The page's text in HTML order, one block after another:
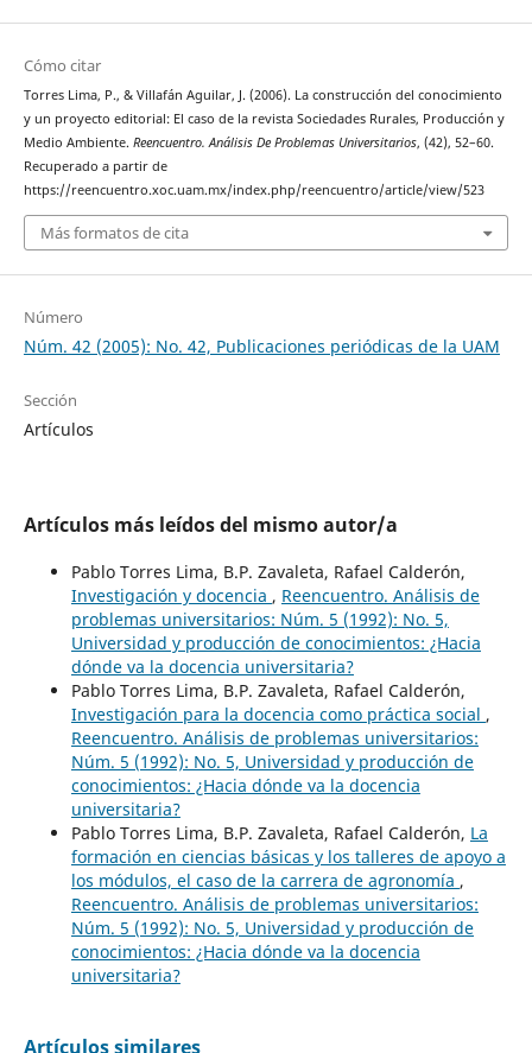
Cómo citar
Torres Lima, P., & Villafán Aguilar, J. (2006). La construcción del conocimiento
y un proyecto editorial: El caso de la revista Sociedades Rurales, Producción y
Medio Ambiente. Reencuentro. Análisis De Problemas Universitarios, (42), 52–60.
Recuperado a partir de
https://reencuentro.xoc.uam.mx/index.php/reencuentro/article/view/523
Más formatos de cita
Número
Núm. 42 (2005): No. 42, Publicaciones periódicas de la UAM
Sección
Artículos
Artículos más leídos del mismo autor/a
Pablo Torres Lima, B.P. Zavaleta, Rafael Calderón,
Investigación y docencia , Reencuentro. Análisis de
problemas universitarios: Núm. 5 (1992): No. 5,
Universidad y producción de conocimientos: ¿Hacia
dónde va la docencia universitaria?
Pablo Torres Lima, B.P. Zavaleta, Rafael Calderón,
Investigación para la docencia como práctica social ,
Reencuentro. Análisis de problemas universitarios:
Núm. 5 (1992): No. 5, Universidad y producción de
conocimientos: ¿Hacia dónde va la docencia
universitaria?
Pablo Torres Lima, B.P. Zavaleta, Rafael Calderón, La
formación en ciencias básicas y los talleres de apoyo a
los módulos, el caso de la carrera de agronomía ,
Reencuentro. Análisis de problemas universitarios:
Núm. 5 (1992): No. 5, Universidad y producción de
conocimientos: ¿Hacia dónde va la docencia
universitaria?
Artículos similares